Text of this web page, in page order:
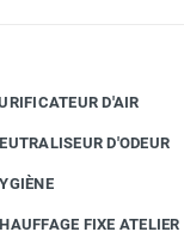
D'AIR
D'ODEUR
FIXE ATELIER